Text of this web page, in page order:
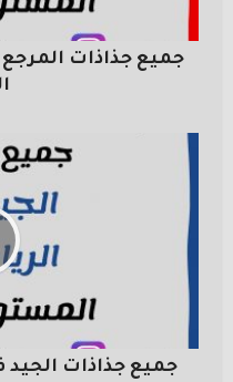
جميع جذاذات
جميع جذاذات